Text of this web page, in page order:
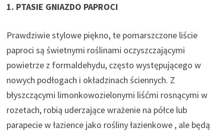
1. PTASIE GNIAZDO PAPROCI
Prawdziwie stylowe piękno, te pomarszczone liście
paproci są świetnymi roślinami oczyszczającymi
powietrze z formaldehydu, często występującego w
nowych podłogach i okładzinach ściennych. Z
błyszczącymi limonkowozielonymi liśćmi rosnącymi w
rozetach, robią uderzające wrażenie na półce lub
parapecie w łazience jako rośliny łazienkowe , ale będą